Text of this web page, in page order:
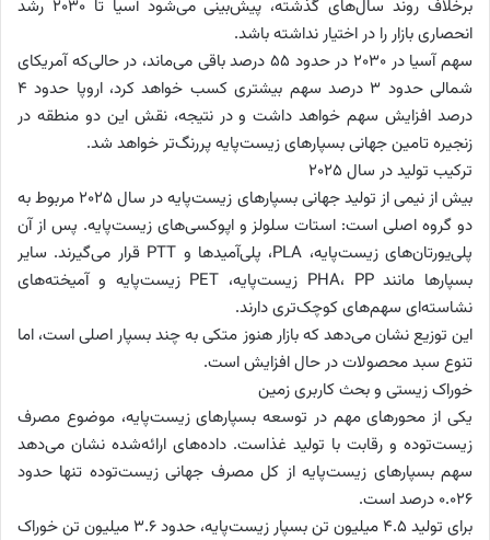
برخلاف روند سال‌های گذشته، پیش‌بینی می‌شود آسیا تا ۲۰۳۰ رشد
انحصاری بازار را در اختیار نداشته باشد.
سهم آسیا در ۲۰۳۰ در حدود ۵۵ درصد باقی می‌ماند، در حالی‌که آمریکای
شمالی حدود ۳ درصد سهم بیشتری کسب خواهد کرد، اروپا حدود ۴
درصد افزایش سهم خواهد داشت و در نتیجه، نقش این دو منطقه در
زنجیره تامین جهانی بسپارهای زیست‌پایه پررنگ‌تر خواهد شد.
ترکیب تولید در سال ۲۰۲۵
بیش از نیمی از تولید جهانی بسپارهای زیست‌پایه در سال ۲۰۲۵ مربوط به
دو گروه اصلی است: استات سلولز و اپوکسی‌های زیست‌پایه. پس از آن
پلی‌یورتان‌های زیست‌پایه، PLA، پلی‌آمیدها و PTT قرار می‌گیرند. سایر
بسپارها مانند PHA، PP زیست‌پایه، PET زیست‌پایه و آمیخته‌های
نشاسته‌ای سهم‌های کوچک‌تری دارند.
این توزیع نشان می‌دهد که بازار هنوز متکی به چند بسپار اصلی است، اما
تنوع سبد محصولات در حال افزایش است.
خوراک زیستی و بحث کاربری زمین
یکی از محورهای مهم در توسعه بسپارهای زیست‌پایه، موضوع مصرف
زیست‌توده و رقابت با تولید غذاست. داده‌های ارائه‌شده نشان می‌دهد
سهم بسپارهای زیست‌پایه از کل مصرف جهانی زیست‌توده تنها حدود
۰.۰۲۶ درصد است.
برای تولید ۴.۵ میلیون تن بسپار زیست‌پایه، حدود ۳.۶ میلیون تن خوراک